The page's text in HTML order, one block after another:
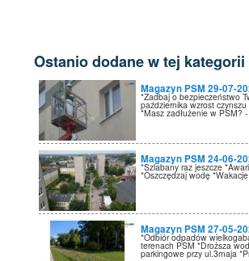
Ostanio dodane w tej kategorii
Magazyn PSM 29-07-
*Zadbaj o bezpieczeństwo
października wzrost
*Masz zadłużenie w PSM?
Magazyn PSM 24-06-
*Szlabany raz jeszcze
*Oszczędzaj wodę
Magazyn PSM 27-05-
*Odbiór odpadów
terenach PSM *Droższa
parkingowe przy ul.3maja